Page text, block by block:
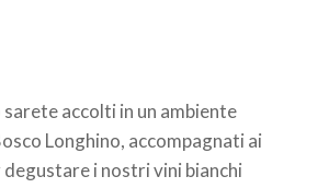
accolti in un ambiente
Longhino, accompagnati ai
i nostri vini bianchi